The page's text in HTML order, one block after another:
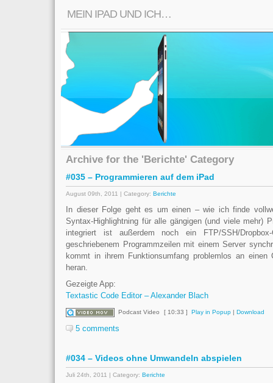
MEIN IPAD UND ICH…
Archive for the 'Berichte' Category
#035 – Programmieren auf dem iPad
August 09th, 2011 | Category: Berichte
In dieser Folge geht es um einen – wie ich finde
Syntax-Highlightning für alle gängigen (und viele mehr)
integriert ist außerdem noch ein FTP/SSH/
geschriebenem Programmzeilen mit einem Server
kommt in ihrem Funktionsumfang problemlos an einen
heran.
Gezeigte App:
Textastic Code Editor – Alexander Blach
Podcast Video [ 10:33 ] Play in Popup| Download
5 comments
#034 – Videos ohne Umwandeln abspielen
Juli 24th, 2011 | Category: Berichte